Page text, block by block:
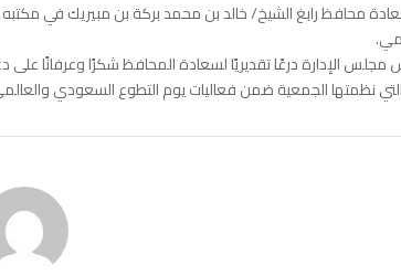
محافظ رابغ الشيخ/ خالد بن محمد بركة بن مبيريك في
الإدارة درعًا تقديريًا لسعادة المحافظ شكرًا وعرفانًا
نظمتها الجمعية ضمن فعاليات يوم التطوع السعودي